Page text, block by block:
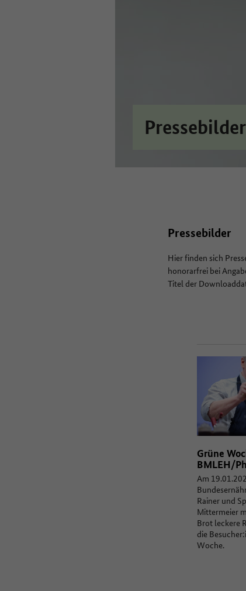
Pressebilder
Pressebilder
Hier finden sich
honorarfrei bei
Titel der
Grüne
BMLEH/
Am
Rainer und
Mittermeier
Brot leckere
die
Woche.